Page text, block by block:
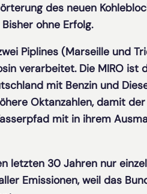
des neuen
ohne Erfolg.
Piplines (Marseille und
verarbeitet. Die MIRO ist
mit Benzin und
Oktanzahlen, damit
mit in ihrem
letzten 30 Jahren nur
Emissionen, weil das